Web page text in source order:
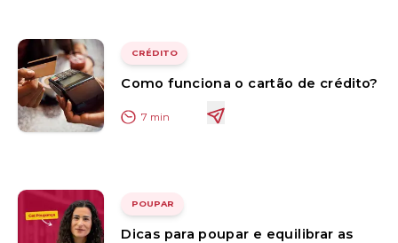
CRÉDITO
Como funciona o cartão de crédito?
7 min
POUPAR
Dicas para poupar e equilibrar as